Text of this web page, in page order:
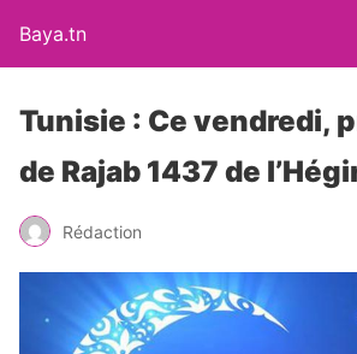
Baya.tn
Tunisie : Ce vendredi,
de Rajab 1437 de
Rédaction